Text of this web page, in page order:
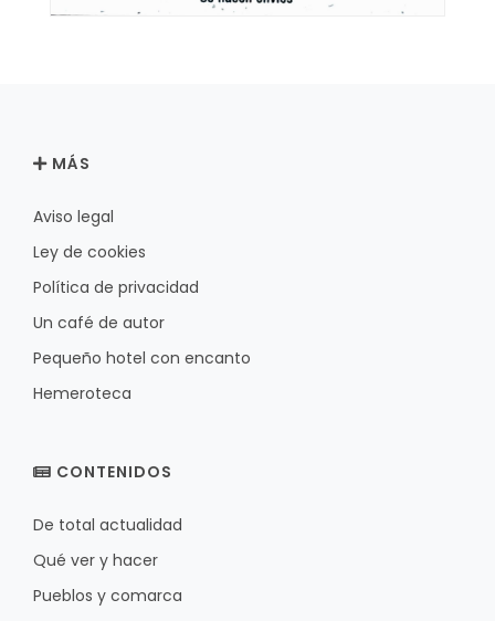
MÁS
Aviso legal
Ley de cookies
Política de privacidad
Un café de autor
Pequeño hotel con encanto
Hemeroteca
CONTENIDOS
De total actualidad
Qué ver y hacer
Pueblos y comarca